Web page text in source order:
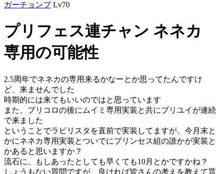
ガーチョンプ Lv70
プリフェス連チャン ネネカ
専用の可能性
2.5周年でネネカの専用来るかなーとか思ってたんですけ
ど、来ませんでした
時期的には来てもいいのではと思っています
また、プリコロの後にムイミ専用実装と共にプリユイが連続
で来ました
ということでラビリスタを直前で実装してますが、今月末と
かにネネカ専用実装とついでにプリンセス組の誰かが実装と
かあると思いますか？
流石に、もしあったとしても早くても10月とかですかね？
しょうもない質問ですが、良ければ皆さんの考えを教えて貰